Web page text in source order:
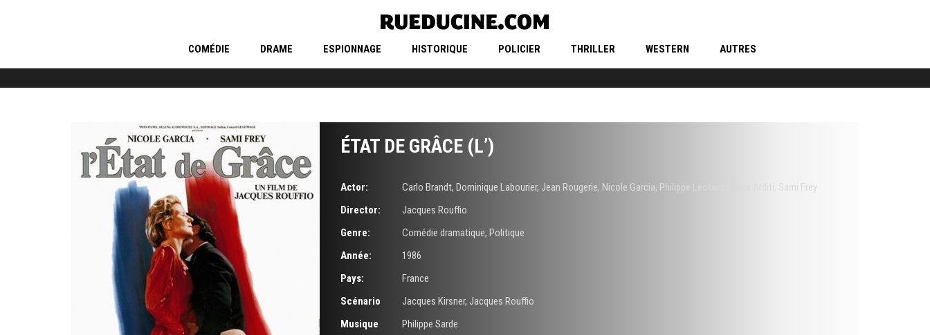
COMÉDIE DRAME ESPIONNAGE HISTORIQUE POLICIER THRILLER WESTERN AUTRES
ÉTAT DE GRÂCE (L’)
Actor: Carlo Brandt, Dominique Labourier, Jean Rougerie, Nicole Garcia, Philippe Léotard
Sami Frey
Director:
Jacques Rouffio
Genre:
Comédie dramatique, Politique
Année:
1986
Pays:
France
Scénario
Jacques Kirsner, Jacques Rouffio
Musique
Philippe Sarde